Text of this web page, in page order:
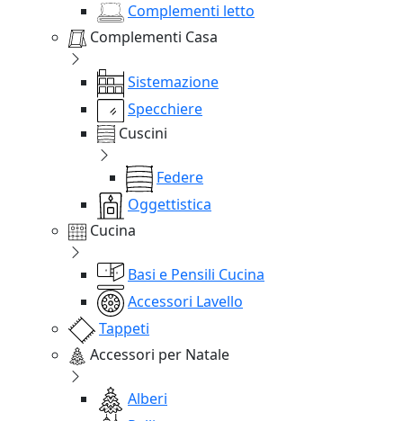
Complementi letto
Complementi Casa
Sistemazione
Specchiere
Cuscini
Federe
Oggettistica
Cucina
Basi e Pensili Cucina
Accessori Lavello
Tappeti
Accessori per Natale
Alberi